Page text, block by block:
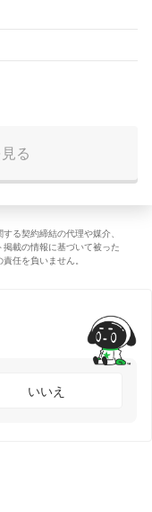
る
る契約締結の代理や媒介、
載の情報に基づいて被った
任を負いません。
いいえ